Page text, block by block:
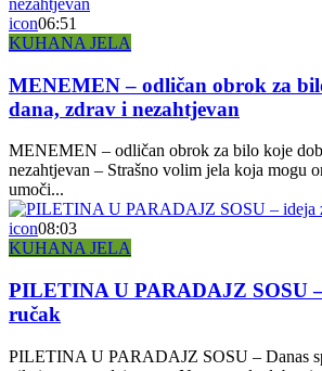
icon06:51
KUHANA JELA
MENEMEN – odličan obrok za
dana, zdrav i nezahtjevan
MENEMEN – odličan obrok za bilo koje
nezahtjevan – Strašno volim jela koja mogu
umoči...
icon08:03
KUHANA JELA
PILETINA U PARADAJZ SOSU
ručak
PILETINA U PARADAJZ SOSU – Danas